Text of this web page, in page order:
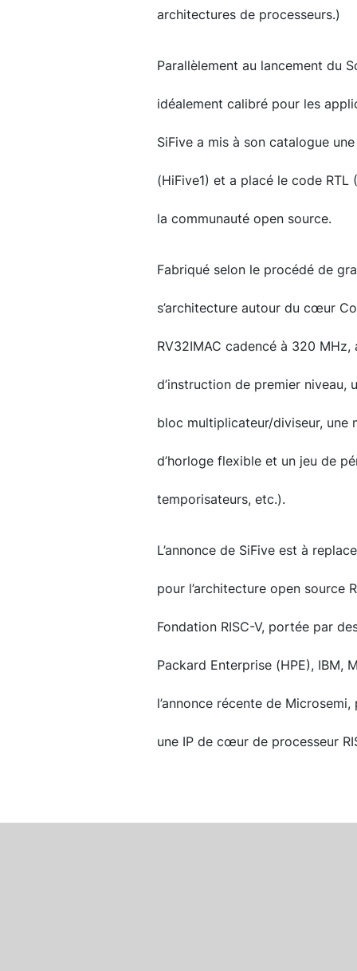
architectures de processeurs.)
Parallèlement au lancement du
idéalement calibré pour les
SiFive a mis à son catalogue
(HiFive1) et a placé le code
la communauté open source.
Fabriqué selon le procédé de
s’architecture autour du cœur
RV32IMAC cadencé à 320
d’instruction de premier niveau,
bloc multiplicateur/diviseur, une
d’horloge flexible et un jeu de
temporisateurs, etc.).
L’annonce de SiFive est à
pour l’architecture open source
Fondation RISC-V, portée par
Packard Enterprise (HPE), IBM,
l’annonce récente de
une IP de cœur de processeur